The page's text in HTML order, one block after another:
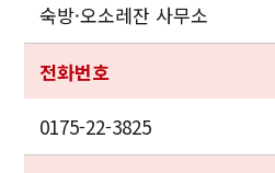
숙방·오소레잔 사무소
전화번호
0175-22-3825